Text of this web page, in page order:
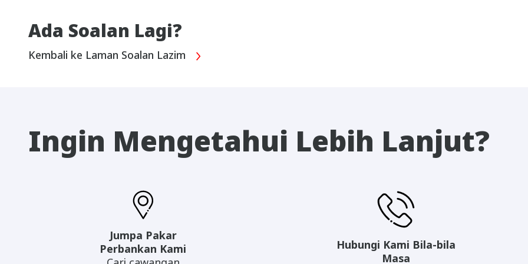
Ada Soalan Lagi?
Kembali ke Laman Soalan Lazim
Ingin Mengetahui Lebih Lanjut?
Jumpa Pakar
Perbankan Kami
Hubungi Kami Bila-bila
Masa